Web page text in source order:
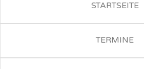
STARTSEITE
TERMINE